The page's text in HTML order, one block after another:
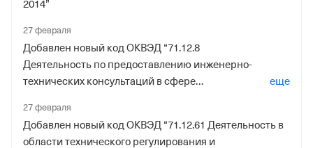
1032512152
Дата регистрации
27 июня 2022
Наименование территориального органа
Отделение Фонда Пенсионного и Социального
Страхования Российской Федерации по гор. Москве и
Московской обл.
2014”
27 февраля
Добавлен новый код ОКВЭД “71.12.8
Деятельность по предоставлению инженерно-
технических консультаций в сфере
эффективности использования энергетических
ресурсов 2014”
еще
27 февраля
Добавлен новый код ОКВЭД “71.12.61 Деятельность в
области технического регулирования и